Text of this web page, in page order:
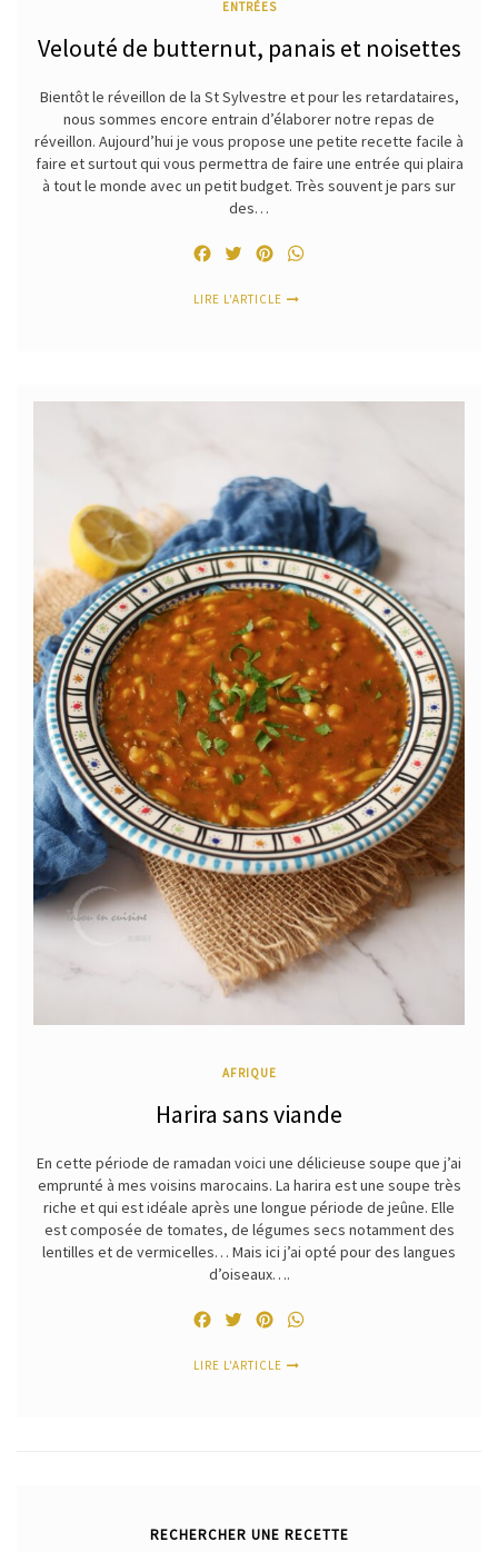
ENTRÉES
Velouté de butternut, panais et noisettes
Bientôt le réveillon de la St Sylvestre et pour les retardataires,
nous sommes encore entrain d’élaborer notre repas de
réveillon. Aujourd’hui je vous propose une petite recette facile à
faire et surtout qui vous permettra de faire une entrée qui plaira
à tout le monde avec un petit budget. Très souvent je pars sur
des…
FacebookTwitterPinterest
LIRE L'ARTICLE
AFRIQUE
Harira sans viande
En cette période de ramadan voici une délicieuse soupe que j’ai
emprunté à mes voisins marocains. La harira est une soupe très
riche et qui est idéale après une longue période de jeûne. Elle
est composée de tomates, de légumes secs notamment des
lentilles et de vermicelles… Mais ici j’ai opté pour des langues
d’oiseaux….
FacebookTwitterPinterest
LIRE L'ARTICLE
RECHERCHER UNE RECETTE